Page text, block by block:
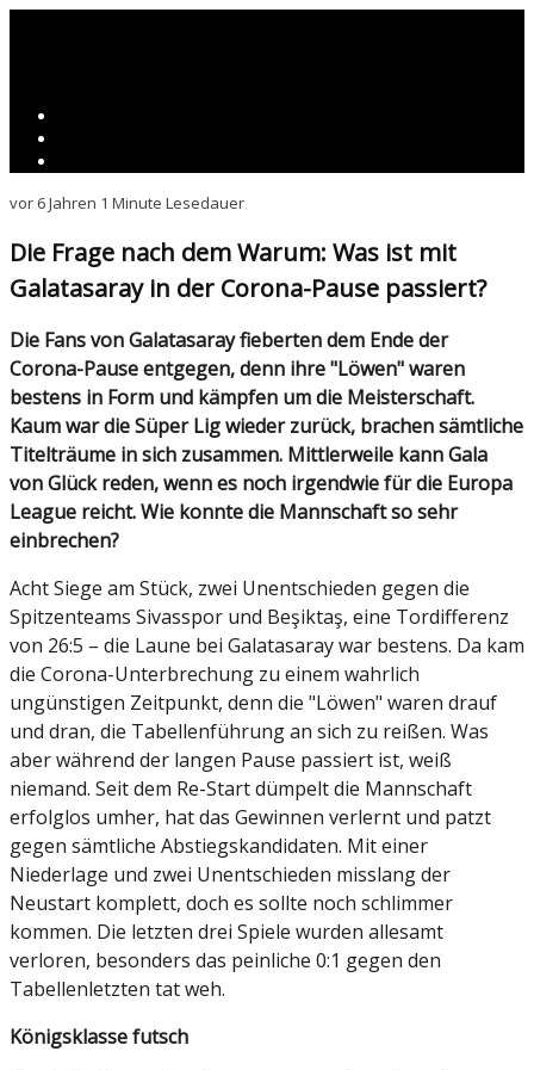
vor 6 Jahren 1 Minute Lesedauer
Die Frage nach dem Warum: Was ist mit
Galatasaray in der Corona-Pause passiert?
Die Fans von Galatasaray fieberten dem Ende der
Corona-Pause entgegen, denn ihre "Löwen" waren
bestens in Form und kämpfen um die Meisterschaft.
Kaum war die Süper Lig wieder zurück, brachen sämtliche
Titelträume in sich zusammen. Mittlerweile kann Gala
von Glück reden, wenn es noch irgendwie für die Europa
League reicht. Wie konnte die Mannschaft so sehr
einbrechen?
Acht Siege am Stück, zwei Unentschieden gegen die
Spitzenteams Sivasspor und Beşiktaş, eine Tordifferenz
von 26:5 – die Laune bei Galatasaray war bestens. Da kam
die Corona-Unterbrechung zu einem wahrlich
ungünstigen Zeitpunkt, denn die "Löwen" waren drauf
und dran, die Tabellenführung an sich zu reißen. Was
aber während der langen Pause passiert ist, weiß
niemand. Seit dem Re-Start dümpelt die Mannschaft
erfolglos umher, hat das Gewinnen verlernt und patzt
gegen sämtliche Abstiegskandidaten. Mit einer
Niederlage und zwei Unentschieden misslang der
Neustart komplett, doch es sollte noch schlimmer
kommen. Die letzten drei Spiele wurden allesamt
verloren, besonders das peinliche 0:1 gegen den
Tabellenletzten tat weh.
Königsklasse futsch